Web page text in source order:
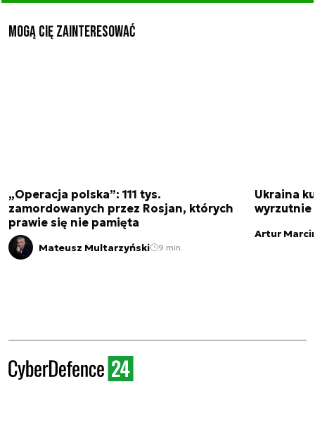
Mogą Cię zainteresować
„Operacja polska”: 111 tys.
zamordowanych przez Rosjan, których
prawie się nie pamięta
Mateusz Multarzyński 9 min.
Ukraina
wyrzutnie
Artur